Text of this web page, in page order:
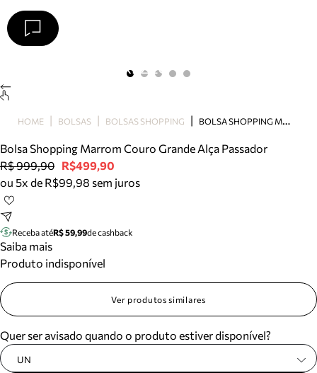
Papete
Scarpin
Mocassim
Bolsa
Tênis
Mule
Rasteira
Precisa de ajuda?
Tire dúvidas sobre pedidos, devoluções e mais.
Acompanhe seus pedidos e solicite devoluções.
Arezzo
HOME BOLSAS BOLSAS SHOPPING B
OLSA SHOPPING MARROM COURO GRANDE ALÇA PASSADOR
Bolsa Shopping Marrom Couro Grande Alça Passador
R$ 999,90 R$499,90
ou 5x de R$99,98 sem juros
Receba atéR$ 59,99de cashback
Saiba mais
Produto indisponível
Ver produtos similares
Quer ser avisado quando o produto estiver disponível?
UN